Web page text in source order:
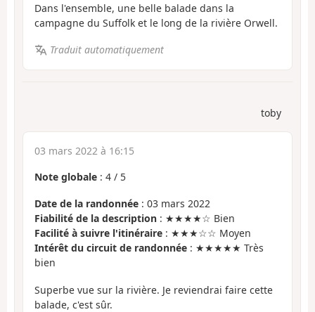
Dans l'ensemble, une belle balade dans la
campagne du Suffolk et le long de la rivière Orwell.
Traduit automatiquement
toby
03 mars 2022 à 16:15
Note globale : 4 / 5
Date de la randonnée : 03 mars 2022
Fiabilité de la description : ★★★★☆ Bien
Facilité à suivre l'itinéraire : ★★★☆☆ Moyen
Intérêt du circuit de randonnée : ★★★★★ Très
bien
Superbe vue sur la rivière. Je reviendrai faire cette
balade, c'est sûr.